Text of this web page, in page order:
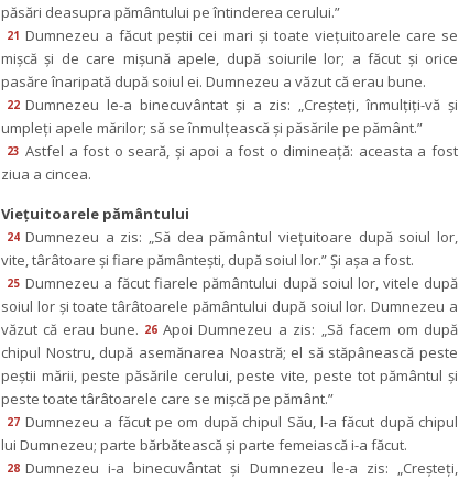
păsări deasupra pământului pe întinderea cerului.”
21 Dumnezeu a făcut peştii cei mari şi toate vieţuitoarele care se
mişcă şi de care mişună apele, după soiurile lor; a făcut şi orice
pasăre înaripată după soiul ei. Dumnezeu a văzut că erau bune.
22 Dumnezeu le-a binecuvântat şi a zis: „Creşteţi, înmulţiţi-vă şi
umpleţi apele mărilor; să se înmulţească şi păsările pe pământ.”
23 Astfel a fost o seară, şi apoi a fost o dimineaţă: aceasta a fost
ziua a cincea.
Vieţuitoarele pământului
24 Dumnezeu a zis: „Să dea pământul vieţuitoare după soiul lor,
vite, târâtoare şi fiare pământeşti, după soiul lor.” Şi aşa a fost.
25 Dumnezeu a făcut fiarele pământului după soiul lor, vitele după
oiul lor şi toate târâtoarele pământului după soiul lor. Dumnezeu a
văzut că erau bune. 26 Apoi Dumnezeu a zis: „Să facem om după
chipul Nostru, după asemănarea Noastră; el să stăpânească peste
peştii mării, peste păsările cerului, peste vite, peste tot pământul şi
peste toate târâtoarele care se mişcă pe pământ.”
27 Dumnezeu a făcut pe om după chipul Său, l-a făcut după chipul
lui Dumnezeu; parte bărbătească şi parte femeiască i-a făcut.
28 Dumnezeu i-a binecuvântat şi Dumnezeu le-a zis: „Creşteţi,